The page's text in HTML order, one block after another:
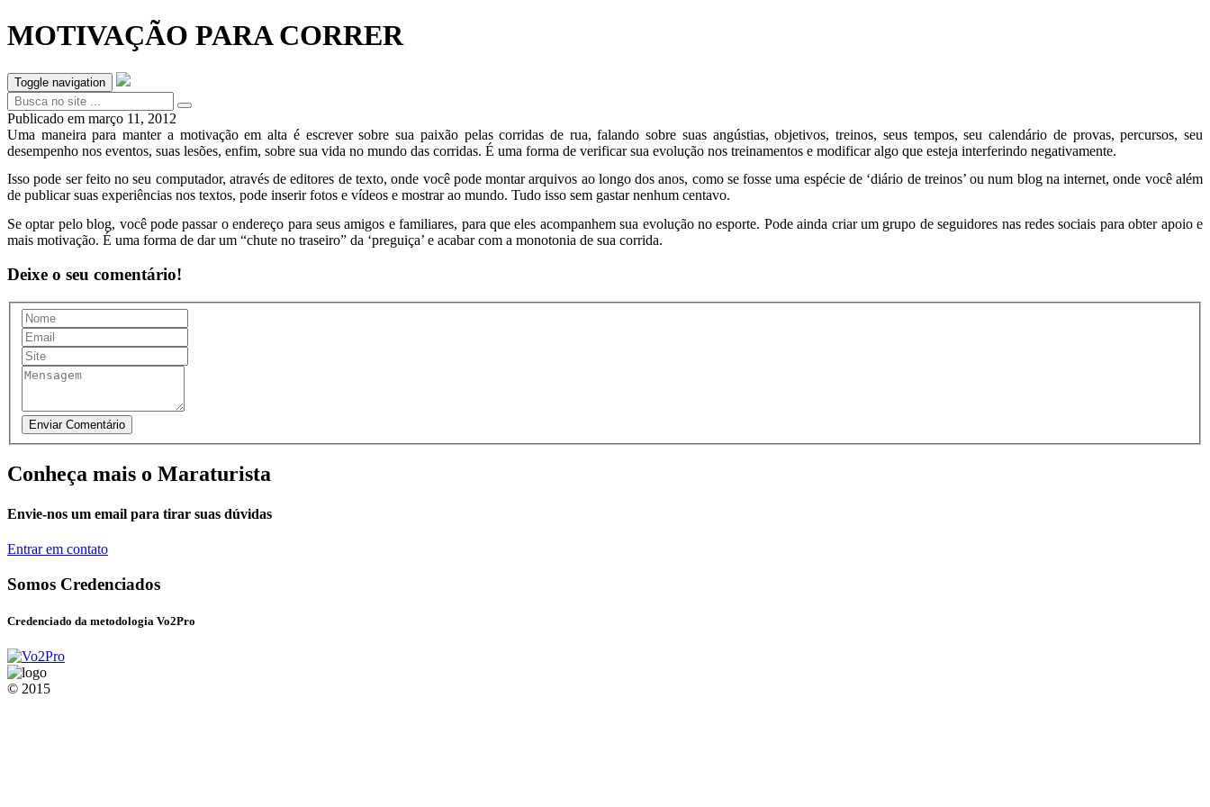
MOTIVAÇÃO PARA CORRER
Toggle navigation
Publicado em março 11, 2012
Uma maneira para manter a motivação em alta é escrever sobre sua paixão pelas corridas de rua, falando sobre suas angústias, objetivos, treinos, seus tempos, seu calendário de provas, percursos, seu
desempenho nos eventos, suas lesões, enfim, sobre sua vida no mundo das corridas. É uma forma de verificar sua evolução nos treinamentos e modificar algo que esteja interferindo negativamente.
Isso pode ser feito no seu computador, através de editores de texto, onde você pode montar arquivos ao longo dos anos, como se fosse uma espécie de ‘diário de treinos’ ou num blog na internet, onde você além
de publicar suas experiências nos textos, pode inserir fotos e vídeos e mostrar ao mundo. Tudo isso sem gastar nenhum centavo.
Se optar pelo blog, você pode passar o endereço para seus amigos e familiares, para que eles acompanhem sua evolução no esporte. Pode ainda criar um grupo de seguidores nas redes sociais para obter apoio e
mais motivação. É uma forma de dar um “chute no traseiro” da ‘preguiça’ e acabar com a monotonia de sua corrida.
Deixe o seu comentário!
Conheça mais o Maraturista
Envie-nos um email para tirar suas dúvidas
Entrar em contato
Somos Credenciados
Credenciado da metodologia Vo2Pro
© 2015